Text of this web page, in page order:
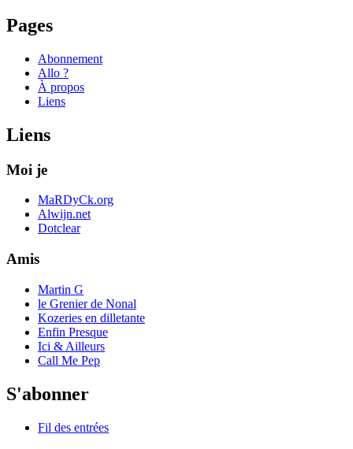
Pages
Abonnement
Allo ?
À propos
Liens
Liens
Moi je
MaRDyCk.org
Alwijn.net
Dotclear
Amis
Martin G
le Grenier de Nonal
Kozeries en dilletante
Enfin Presque
Ici & Ailleurs
Call Me Pep
S'abonner
Fil des entrées